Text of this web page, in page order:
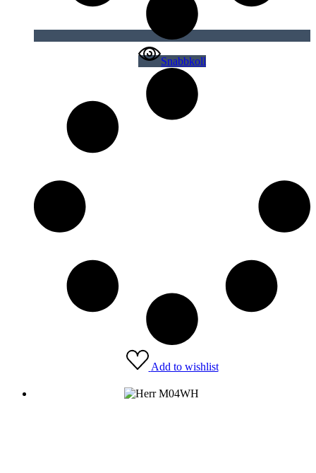
Snabbkoll
Add to wishlist